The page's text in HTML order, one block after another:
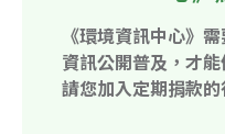
《環境資訊中心》
資訊公開普及，才
請您加入定期捐款